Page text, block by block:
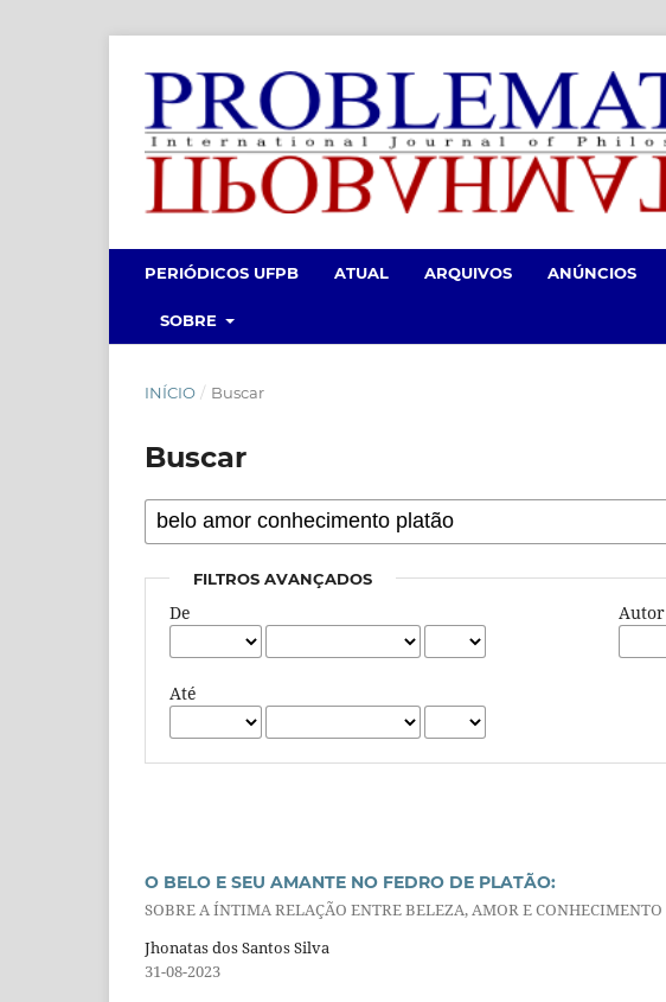
PERIÓDICOS UFPB ATUAL ARQUIVOS ANÚNCIOS
SOBRE
INÍCIO / Buscar
Buscar
FILTROS AVANÇADOS
De
Até
Autor
O BELO E SEU AMANTE NO FEDRO DE PLATÃO:
SOBRE A ÍNTIMA RELAÇÃO ENTRE BELEZA, AMOR E CONHECIMENTO
Jhonatas dos Santos Silva
31-08-2023